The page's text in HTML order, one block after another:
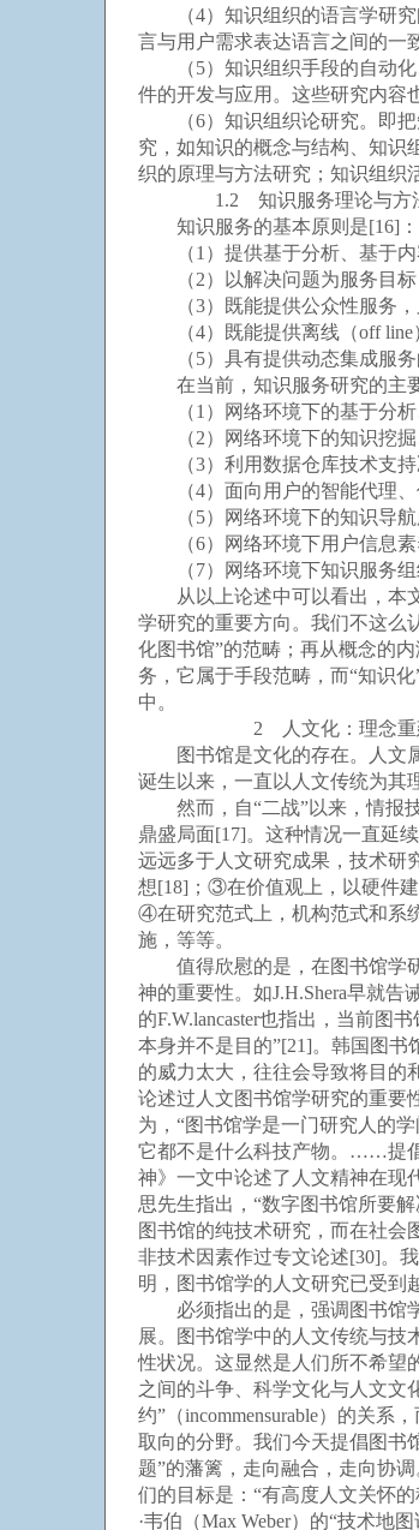
（4）知识组织的语言学研究
言与用户需求表达语言之间的一
（5）知识组织手段的自动化
件的开发与应用。这些研究内容
（6）知识组织论研究。即把
究，如知识的概念与结构、知识
织的原理与方法研究；知识组织
1.2 知识服务理论与方法
知识服务的基本原则是[16]：
（1）提供基于分析、基于内
（2）以解决问题为服务目标
（3）既能提供公众性服务，
（4）既能提供离线（off line
（5）具有提供动态集成服务
在当前，知识服务研究的主要
（1）网络环境下的基于分析
（2）网络环境下的知识挖掘
（3）利用数据仓库技术支持
（4）面向用户的智能代理、
（5）网络环境下的知识导航
（6）网络环境下用户信息素
（7）网络环境下知识服务组
从以上论述中可以看出，本文
学研究的重要方向。我们不这么
化图书馆”的范畴；再从概念的
务，它属于手段范畴，而“知识
中。
2 人文化：理念重建
图书馆是文化的存在。人文属
诞生以来，一直以人文传统为其
然而，自“二战”以来，情报技
鼎盛局面[17]。这种情况一直延
远远多于人文研究成果，技术研
想[18]；③在价值观上，以硬件
④在研究范式上，机构范式和系
施，等等。
值得欣慰的是，在图书馆学研
神的重要性。如J.H.Shera早就
的F.W.lancaster也指出，当前图
本身并不是目的”[21]。韩国图
的威力太大，往往会导致将目的
论述过人文图书馆学研究的重要
为，“图书馆学是一门研究人的
它都不是什么科技产物。……提
神》一文中论述了人文精神在现
思先生指出，“数字图书馆所要
图书馆的纯技术研究，而在社会
非技术因素作过专文论述[30]。
明，图书馆学的人文研究已受到
必须指出的是，强调图书馆学
展。图书馆学中的人文传统与技
性状况。这显然是人们所不希望
之间的斗争、科学文化与人文文
约”（incommensurable）的关
取向的分野。我们今天提倡图书
题”的藩篱，走向融合，走向协
们的目标是：“有高度人文关怀
·韦伯（Max Weber）的“技术地